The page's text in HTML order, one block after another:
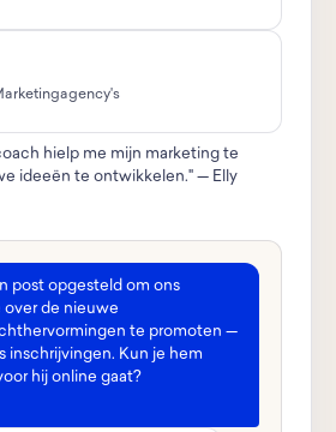
hielp me mijn marketing te
ideeën te ontwikkelen." — Elly
post opgesteld om ons
over de nieuwe
te promoten —
inschrijvingen. Kun je hem
hij online gaat?